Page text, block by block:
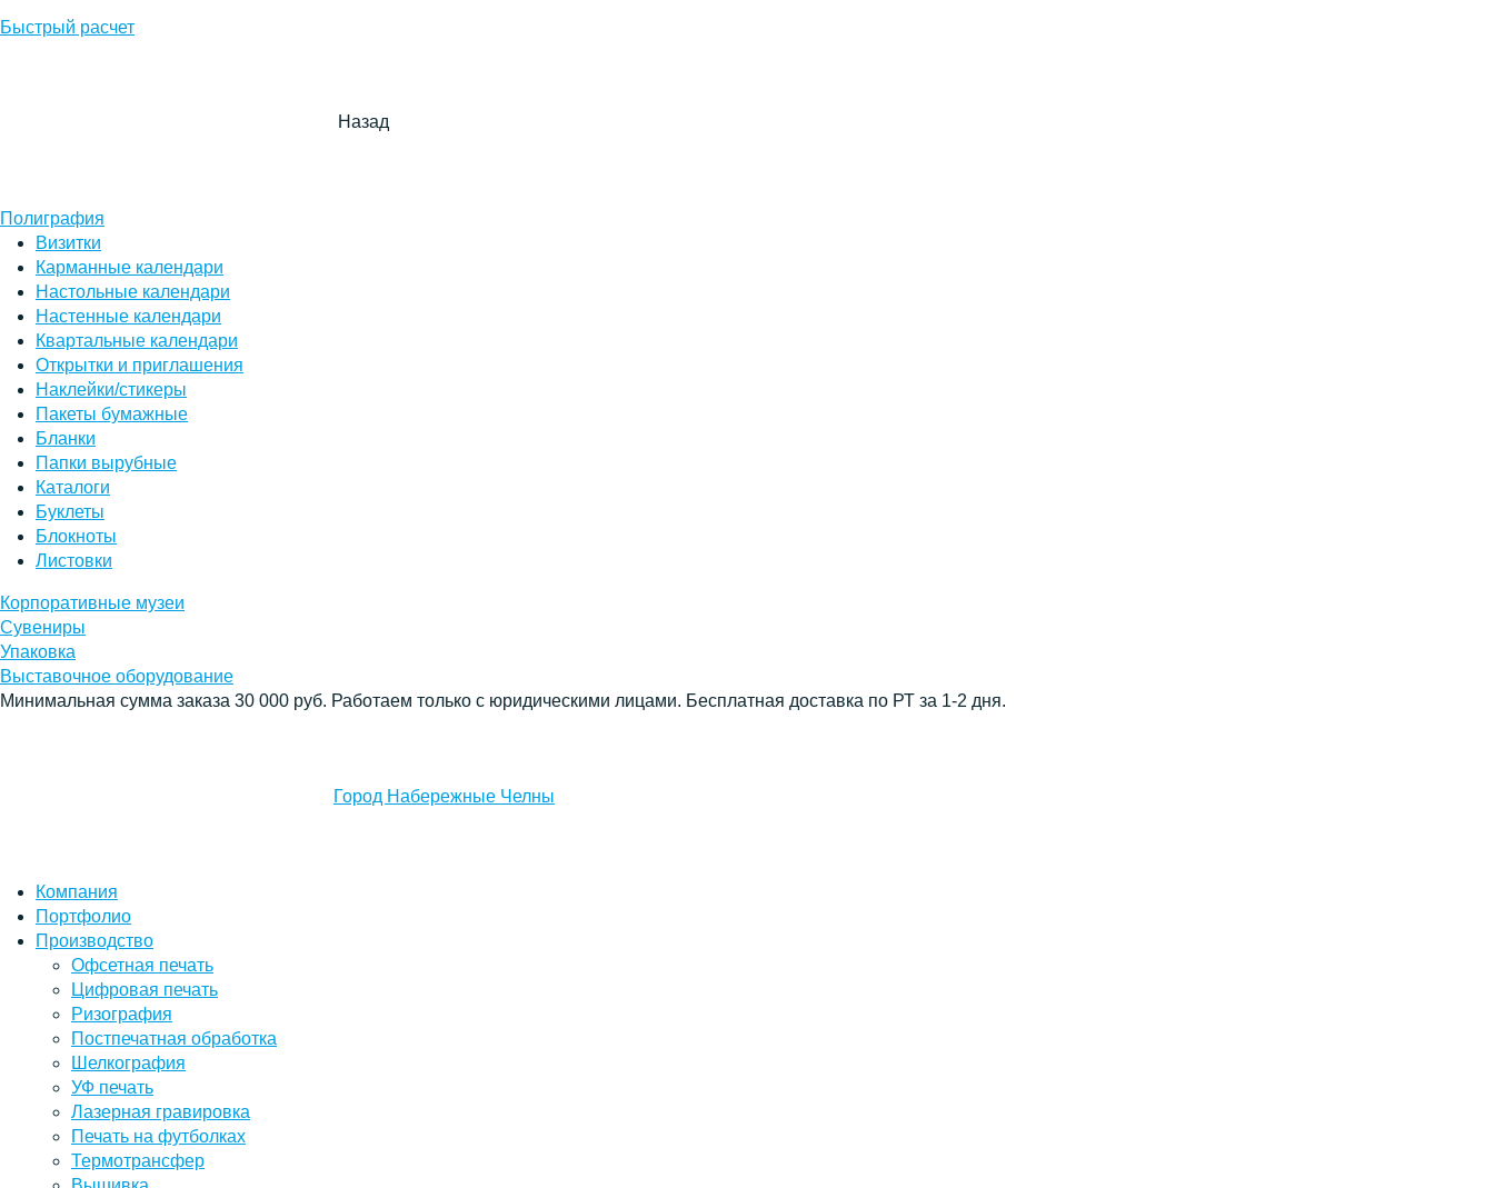
Быстрый расчет
Назад
Полиграфия
Визитки
Карманные календари
Настольные календари
Настенные календари
Квартальные календари
Открытки и приглашения
Наклейки/стикеры
Пакеты бумажные
Бланки
Папки вырубные
Каталоги
Буклеты
Блокноты
Листовки
Корпоративные музеи
Сувениры
Упаковка
Выставочное оборудование
Минимальная сумма заказа 30 000 руб. Работаем только с юридическими лицами. Бесплатная доставка по РТ за 1-2 дня.
Город Набережные Челны
Компания
Портфолио
Производство
Офсетная печать
Цифровая печать
Ризография
Постпечатная обработка
Шелкография
УФ печать
Лазерная гравировка
Печать на футболках
Термотрансфер